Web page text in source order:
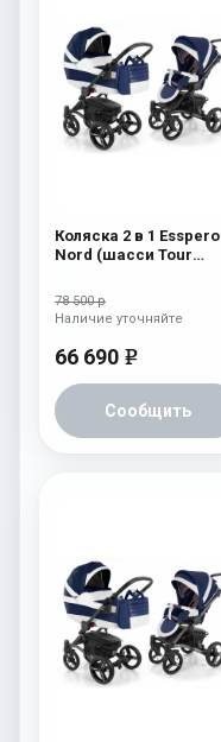
Коляска 2 в 1 Esspero
Nord (шасси Tour
78 500 р
66 690 e
Сообщить
Наличие уточняйте